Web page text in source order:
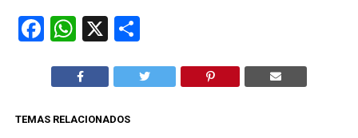
Facebook
WhatsApp
X Compartir
TEMAS RELACIONADOS